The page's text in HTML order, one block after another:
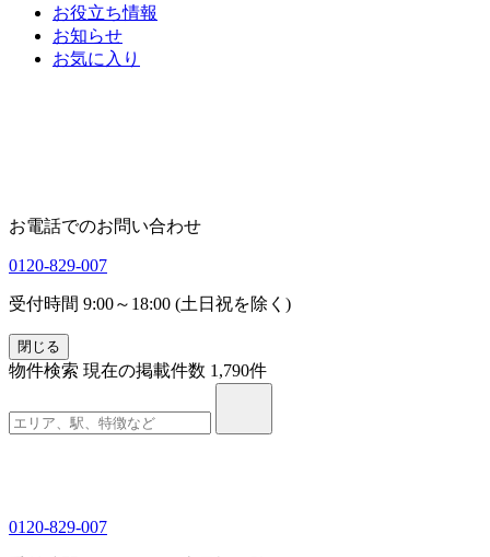
お役立ち情報
お知らせ
お気に入り
お電話でのお問い合わせ
0120-829-007
受付時間 9:00～18:00 (土日祝を除く)
閉じる
物件検索 現在の掲載件数 1,790件
0120-829-007